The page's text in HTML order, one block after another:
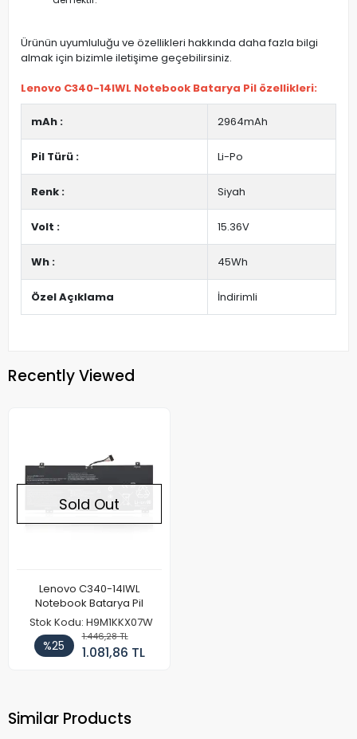
Ürünün uyumluluğu ve özellikleri hakkında daha fazla bilgi
almak için bizimle iletişime geçebilirsiniz.
Lenovo C340-14IWL Notebook Batarya Pil özellikleri:
mAh : 2964mAh
Pil Türü : Li-Po
Renk : Siyah
Volt : 15.36V
Wh : 45Wh
Özel Açıklama İndirimli
Recently Viewed
Sold Out
Lenovo C340-14IWL
Notebook Batarya Pil
Stok Kodu: H9M1KKX07W
%25
1.446,28 TL
1.081,86 TL
Similar Products